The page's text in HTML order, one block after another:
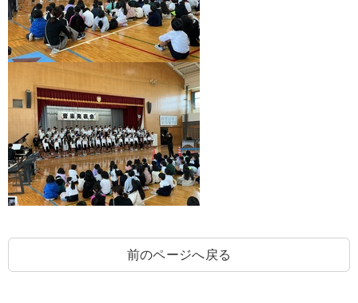
前のページへ戻る